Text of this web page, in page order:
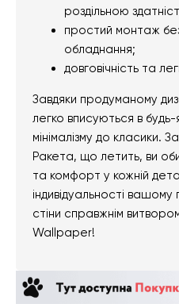
роздільною
простий монтаж
обладнання;
довговічність та
Завдяки продуманому
легко вписуються в будь-
мінімалізму до
Ракета, що летить, ви
та комфорт у кожній
індивідуальності
стіни справжнім
Wallpaper!